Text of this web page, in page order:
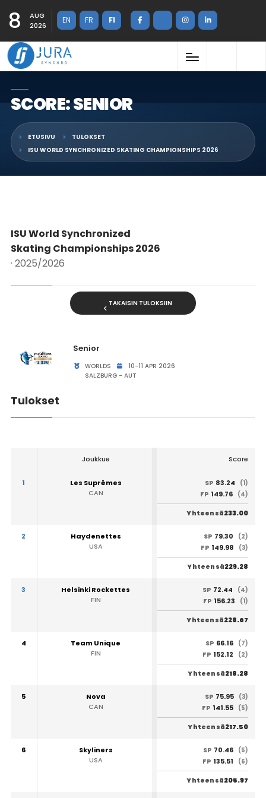
8
AUG
2026
EN FR FI
SCORE: SENIOR
ETUSIVU
TULOKSET
ISU WORLD SYNCHRONIZED SKATING CHAMPIONSHIPS 2026
ISU World Synchronized
Skating Championships 2026
· 2025/2026
TAKAISIN TULOKSIIN
Senior
WORLDS
10-11 APR 2026
SALZBURG - AUT
Tulokset
Joukkue Score
1
Les Suprêmes
CAN
SP 83.24
(1)
FP 149.76 (4)
Yhteensä233.00
2
Haydenettes
USA
SP 79.30
(2)
FP 149.98 (3)
Yhteensä229.28
3
Helsinki Rockettes
FIN
SP 72.44
(4)
FP 156.23 (1)
Yhteensä228.67
4
Team Unique
FIN
SP 66.16 (7)
FP 152.12 (2)
Yhteensä218.28
5
Nova
CAN
SP 75.95 (3)
FP 141.55 (5)
Yhteensä217.50
6
Skyliners
USA
SP 70.46 (5)
FP 135.51 (6)
Yhteensä205.97